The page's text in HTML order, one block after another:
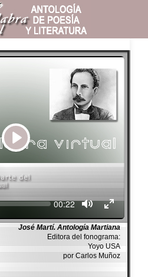
Play
Current
00:22
José Martí. Antología Martiana
Editora del fonograma:
Yoyo USA
por Carlos Muñoz